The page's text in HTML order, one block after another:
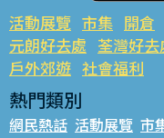
活動展覽 市集 開倉
元朗好去處 荃灣好去
戶外郊遊 社會福利
熱門類別
網民熱話 活動展覽 市